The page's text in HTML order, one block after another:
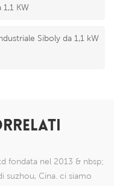
KW
Siboly da 1,1 kW
fondata nel 2013 & nbsp;
suzhou, Cina. ci siamo